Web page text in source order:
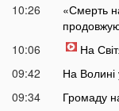
10:26
«Смерть
10:06
На
09:42
На Волині
09:34
Громаду